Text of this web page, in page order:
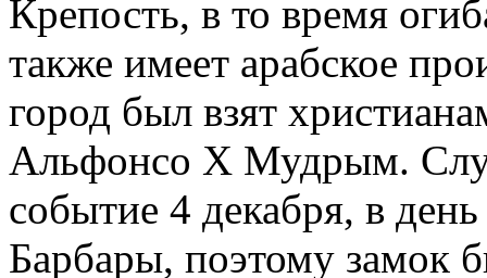
Крепость, в то время
также имеет арабское
город был взят
Альфонсо X Мудрым.
событие 4 декабря, в
Барбары, поэтому замок